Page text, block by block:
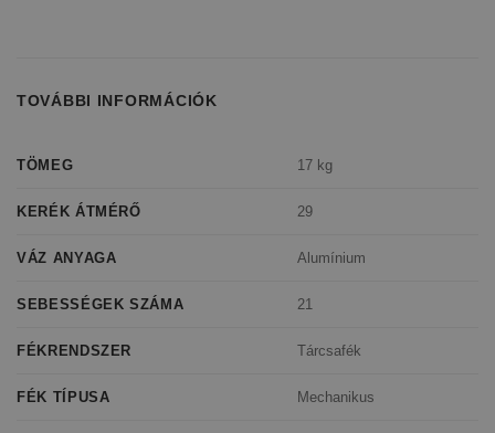
TOVÁBBI INFORMÁCIÓK
TÖMEG 17 kg
KERÉK ÁTMÉRŐ 29
VÁZ ANYAGA Alumínium
SEBESSÉGEK SZÁMA 21
FÉKRENDSZER Tárcsafék
FÉK TÍPUSA Mechanikus